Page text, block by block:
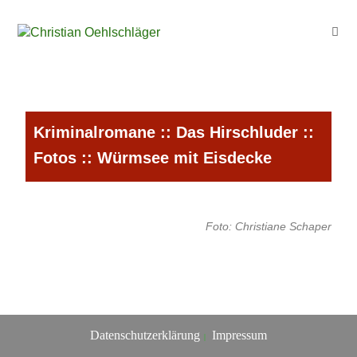
Kriminalromane :: Das Hirschluder ::
Fotos :: Würmsee mit Eisdecke
Foto: Christiane Schaper
Datenschutzerklärung Impressum